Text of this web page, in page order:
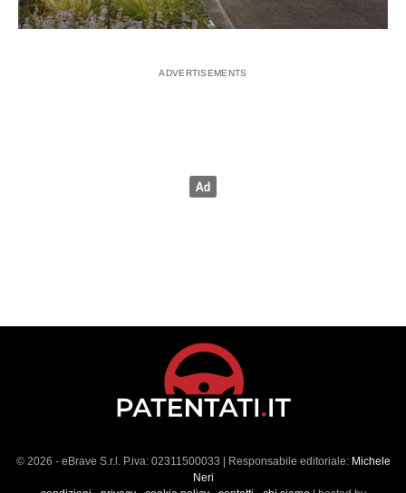
© 2026 - eBrave S.r.l. P.iva: 02311500033 | Responsabile editoriale: Michele
Neri